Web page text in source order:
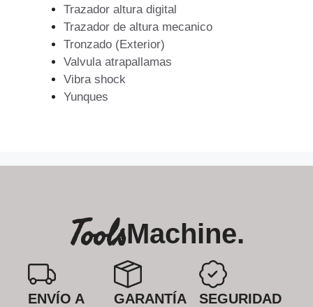
Trazador altura digital
Trazador de altura mecanico
Tronzado (Exterior)
Valvula atrapallamas
Vibra shock
Yunques
ToolsMachine.
ENVÍO A
GARANTÍA
SEGURIDAD